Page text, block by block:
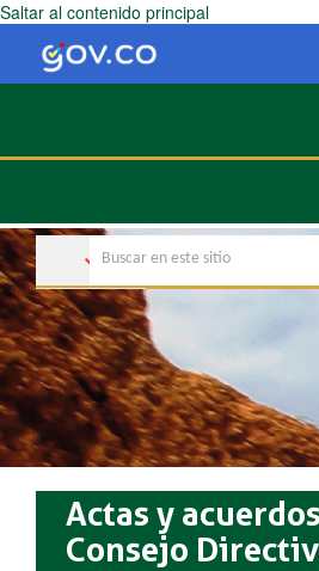
Saltar al contenido principal
Actas y
Consejo